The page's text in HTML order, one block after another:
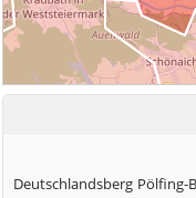
Deutschlandsberg Pölfing-